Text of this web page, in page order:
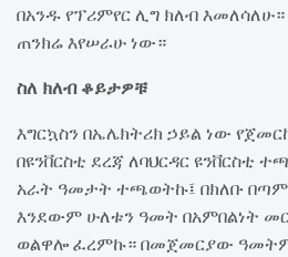
በአንዱ የፕሪምየር ሊግ ክለብ
ጠንክሬ እየሠራሁ ነው።
ስለ ክለብ ቆይታዎቹ
እግርኳስን በኤሌክትሪክ ኃይል ነው
በዩንቨርስቲ ደረጃ ለባህርዳር ዩንቨርስቲ
አራት ዓመታት ተጫወትኩ፤ በክለቡ በጣም
እንደውም ሁለቱን ዓመት በአምበልነት
ወልዋሎ ፈረምኩ። በመጀመርያው